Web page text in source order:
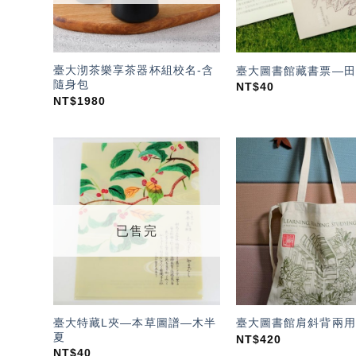
臺大沏茶樂享茶器杯組校名-含
隨身包
NT$1980
臺大圖書館藏書票—
NT$40
加入
「願
望輕
單」
已售完
臺大特藏L夾—本草圖譜—木半
夏
NT$40
臺大圖書館肩斜背兩
NT$420